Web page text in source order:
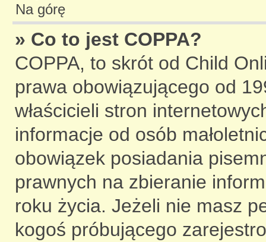
Na górę
» Co to jest COPPA?
COPPA, to skrót od Child
prawa obowiązującego od
właścicieli stron
informacje od osób
obowiązek posiadania
prawnych na zbieranie
roku życia. Jeżeli nie masz
kogoś próbującego